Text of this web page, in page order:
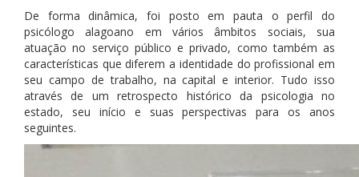
De forma dinâmica, foi posto em pauta o perfil do
psicólogo alagoano em vários âmbitos sociais, sua
atuação no serviço público e privado, como também as
características que diferem a identidade do profissional em
seu campo de trabalho, na capital e interior. Tudo isso
através de um retrospecto histórico da psicologia no
estado, seu início e suas perspectivas para os anos
seguintes.